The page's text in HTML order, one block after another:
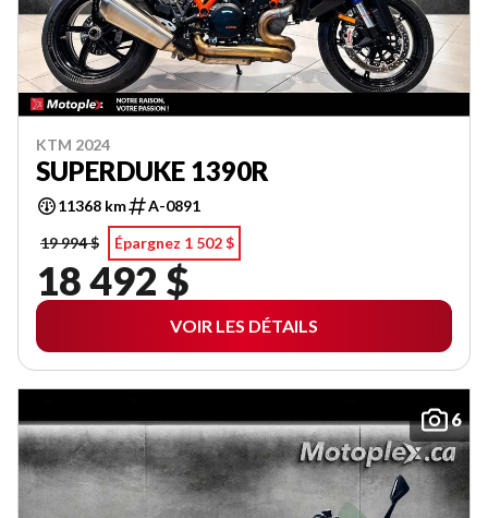
KTM 2024
SUPERDUKE 1390R
11368 km
A-0891
19 994 $
Épargnez 1 502 $
18 492 $
VOIR LES DÉTAILS
6